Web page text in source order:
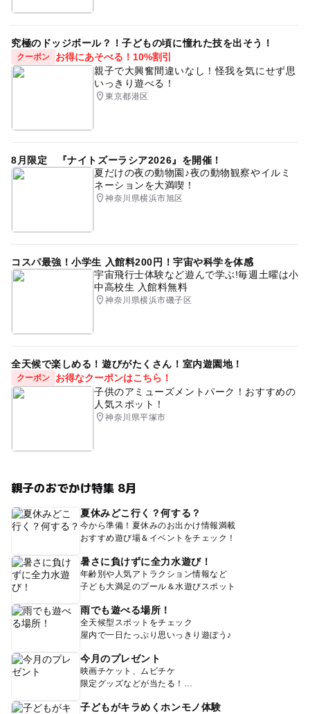
究極のドッジボール？！子どもの頃に憧れた技を出そう！
クーポン
お得にあそべる！10%割引
親子で大興奮間違いなし！怪我を気にせず思
いっきり遊べる！
東京都港区
8月限定 『ナイトズーラシア2026』を開催！
夏だけの夜の動物園♪夜の動物観察やイルミ
ネーションを大満喫！
神奈川県横浜市旭区
コスパ最強！小学生 入館料200円！宇宙や科学を体感
宇宙飛行士体験など遊んで学ぶ!毎週土曜は小
中高校生 入館料無料
神奈川県横浜市磯子区
全天候で楽しめる！遊びがたくさん！室内遊園地！
クーポン
お得なクーポンはこちら！
子供のアミューズメントパーク！おすすめの
人気スポット！
神奈川県平塚市
親子のおでかけ特集 8月
夏休みどこ行く？何する？
今から準備！夏休みのお出かけ情報満載
おすすめ遊び場＆イベントをチェック！
暑さに負けずに全力水遊び！
年齢別や人気アトラクション情報など
子ども大満足のプール＆水遊びスポット
雨でも遊べる場所！
全天候型スポットをチェック
屋内で一日たっぷり思いっきり遊ぼう♪
今月のプレゼント
映画チケット、ムビチケ
限定グッズなどが当たる！
子どもがキラめくホンモノ体験